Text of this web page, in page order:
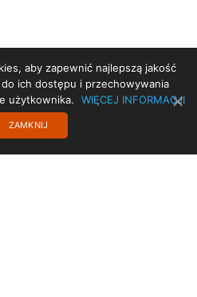
aby zapewnić najlepszą jakość
ich dostępu i przechowywania
użytkownika.
WIĘCEJ INFORMACJI
ZAMKNIJ
GŁÓWNA
DOSTĘPNOŚCI
UE